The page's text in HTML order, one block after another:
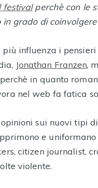
festivalperchè con le
grado di
più influenza i
Jonathan Franzen,
in quanto
nel web fa fatica
sui nuovi tipi
e
citizen journalist,
violente.